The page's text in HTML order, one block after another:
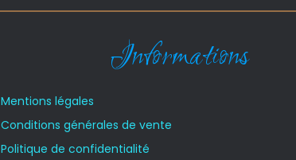
Informations
Mentions légales
Conditions générales de vente
Politique de confidentialité